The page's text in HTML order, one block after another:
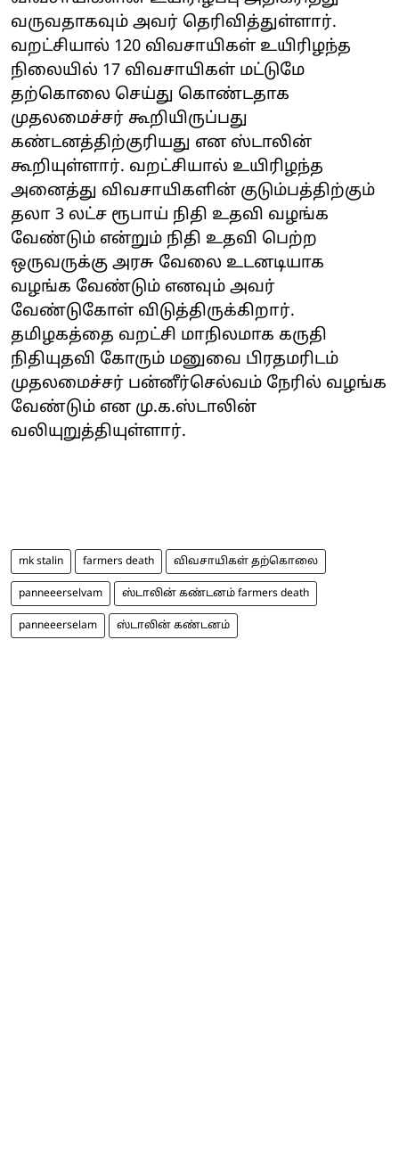
வருவதாகவும் அவர் தெரிவித்துள்ளார்.
வறட்சியால் 120 விவசாயிகள் ‌உயிரிழந்த
நிலையில் 17 விவசாயிகள் மட்டுமே
தற்கொலை செய்து கொண்டதாக
முதலமைச்சர் கூறியிருப்பது
கண்டனத்திற்குரியது என ஸ்டாலின்
கூறியுள்ளார். வறட்சியால் உயிரிழந்த
அனைத்து விவசாயிகளின் குடும்பத்திற்கும்
தலா 3 லட்ச ரூபாய் நிதி உதவி வழங்க
வேண்டும் என்றும் நிதி உதவி பெற்ற
ஒருவருக்கு அரசு வேலை உடனடியாக
வழங்க‌ வேண்டும் எனவும் அவர்
வேண்டுகோள் விடுத்திருக்கிறார்.
தமிழகத்தை வறட்சி மாநிலமாக கருதி
நிதியுதவி கோரும் மனுவை பிரதமரிடம்
முதலமைச்சர் பன்னீர்செல்வம் நேரில் வழங்க
வேண்டும் என மு.க.ஸ்டாலின்
வலியுறுத்தியுள்ளார்.
mk stalin farmers death விவசாயிகள் தற்கொலை
panneeerselvam ஸ்டாலின் கண்டனம் farmers death
panneeerselam ஸ்டாலின் கண்டனம்